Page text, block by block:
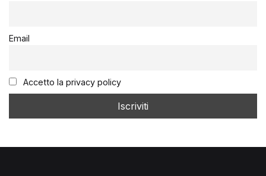
Email
Accetto la privacy policy